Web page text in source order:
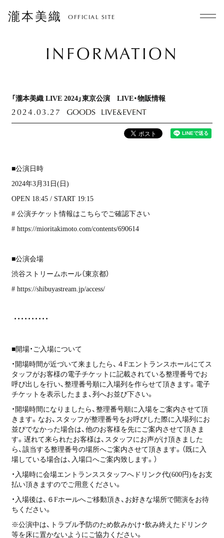
瀧本美織 OFFICIAL SITE
INFORMATION
「瀧本美織 LIVE 2024」東京公演 LIVE・物販情報
2024.03.27 GOODS LIVE&EVENT
■公演日時
2024年3月31日(日)
OPEN 18:45 / START 19:15
# 公演チケット情報はこちらでご確認下さい
# https://mioritakimoto.com/contents/690614
■公演会場
渋谷ストリームホール（東京都）
# https://shibuyastream.jp/access/
・・・・・・・・・・
■開場・ご入場について
・開場時間が近づいて来ましたら、４Fエントランスホールにてス
タッフがお客様の電子チケットに記載されている整理番号でお
呼び出しを行い、整理番号順に入場列を作らせて頂きます。電子
チケットを表示したまま、列へお並び下さい。
・開場時間になりましたら、整理番号順に入場をご案内させて頂
きます。なお、スタッフが整理番号をお呼びした際に入場列にお
並びでなかった場合は、他のお客様を先にご案内させて頂きま
す。遅れて来られたお客様は、スタッフにお声がけ頂きました
ら、該当する整理番号の場所へご案内させて頂きます。（既に入
場している場合は、入場口へご案内致します。）
・入場時に会場エントランススタッフへドリンク代(600円)をお支
払い頂きますのでご用意ください。
・入場後は、６Fホールへご移動頂き、お好きな場所で開演をお待
ちください。
※公演中は、トラブル予防のため飲みかけ・飲み終えたドリンク
等を床に置かないようにご協力ください。